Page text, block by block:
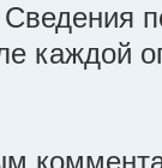
каждой